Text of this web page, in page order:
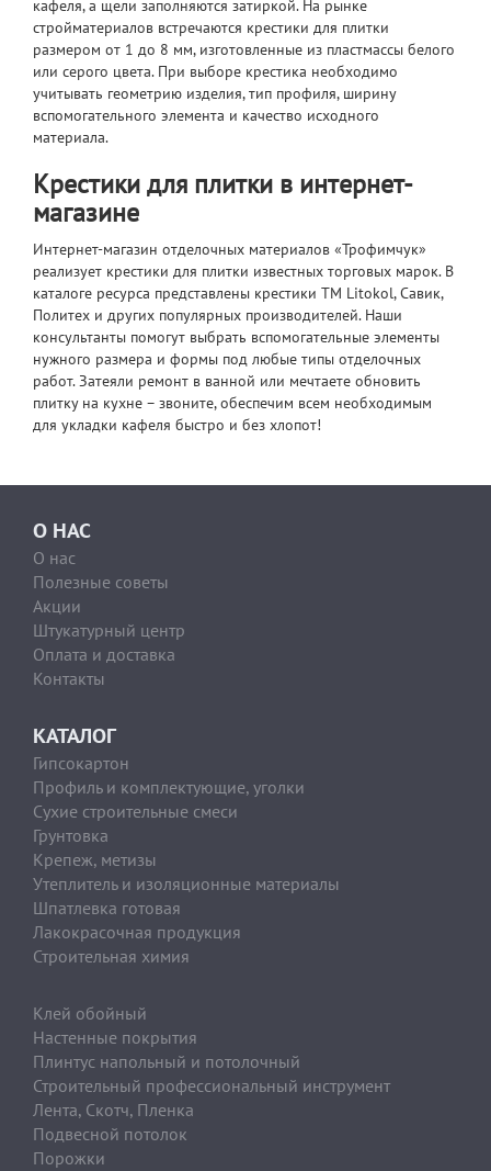
кафеля, а щели заполняются затиркой. На рынке
стройматериалов встречаются крестики для плитки
размером от 1 до 8 мм, изготовленные из пластмассы белого
или серого цвета. При выборе крестика необходимо
учитывать геометрию изделия, тип профиля, ширину
вспомогательного элемента и качество исходного
материала.
Крестики для плитки в интернет-
магазине
Интернет-магазин отделочных материалов «Трофимчук»
реализует крестики для плитки известных торговых марок. В
каталоге ресурса представлены крестики ТМ Litokol, Савик,
Политех и других популярных производителей. Наши
консультанты помогут выбрать вспомогательные элементы
нужного размера и формы под любые типы отделочных
работ. Затеяли ремонт в ванной или мечтаете обновить
плитку на кухне – звоните, обеспечим всем необходимым
для укладки кафеля быстро и без хлопот!
О НАС
О нас
Полезные советы
Акции
Штукатурный центр
Оплата и доставка
Контакты
КАТАЛОГ
Гипсокартон
Профиль и комплектующие, уголки
Сухие строительные смеси
Грунтовка
Крепеж, метизы
Утеплитель и изоляционные материалы
Шпатлевка готовая
Лакокрасочная продукция
Строительная химия
Клей обойный
Настенные покрытия
Плинтус напольный и потолочный
Строительный профессиональный инструмент
Лента, Скотч, Пленка
Подвесной потолок
Порожки